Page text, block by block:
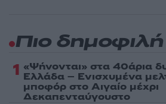
Πιο δημοφιλή
1 «Ψήνονται» στα 40άρια
Ελλάδα – Ενισχυμένα
μποφόρ στο Αιγαίο μέχρι
Δεκαπενταύγουστο